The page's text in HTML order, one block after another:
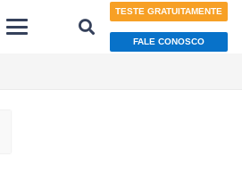
TESTE GRATUITAMENTE
FALE CONOSCO